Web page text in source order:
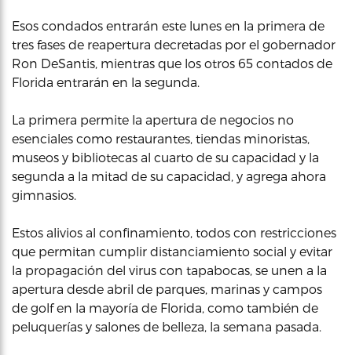
Esos condados entrarán este lunes en la primera de
tres fases de reapertura decretadas por el gobernador
Ron DeSantis, mientras que los otros 65 contados de
Florida entrarán en la segunda.
La primera permite la apertura de negocios no
esenciales como restaurantes, tiendas minoristas,
museos y bibliotecas al cuarto de su capacidad y la
segunda a la mitad de su capacidad, y agrega ahora
gimnasios.
Estos alivios al confinamiento, todos con restricciones
que permitan cumplir distanciamiento social y evitar
la propagación del virus con tapabocas, se unen a la
apertura desde abril de parques, marinas y campos
de golf en la mayoría de Florida, como también de
peluquerías y salones de belleza, la semana pasada.